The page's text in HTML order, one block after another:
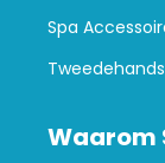
Spa
Tweedehands
Waarom